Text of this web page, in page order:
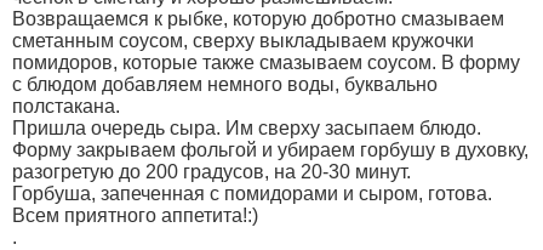
Возвращаемся к рыбке, которую добротно смазываем
сметанным соусом, сверху выкладываем кружочки
помидоров, которые также смазываем соусом. В форму
с блюдом добавляем немного воды, буквально
полстакана.
Пришла очередь сыра. Им сверху засыпаем блюдо.
Форму закрываем фольгой и убираем горбушу в духовку,
разогретую до 200 градусов, на 20-30 минут.
Горбуша, запеченная с помидорами и сыром, готова.
Всем приятного аппетита!:)
.